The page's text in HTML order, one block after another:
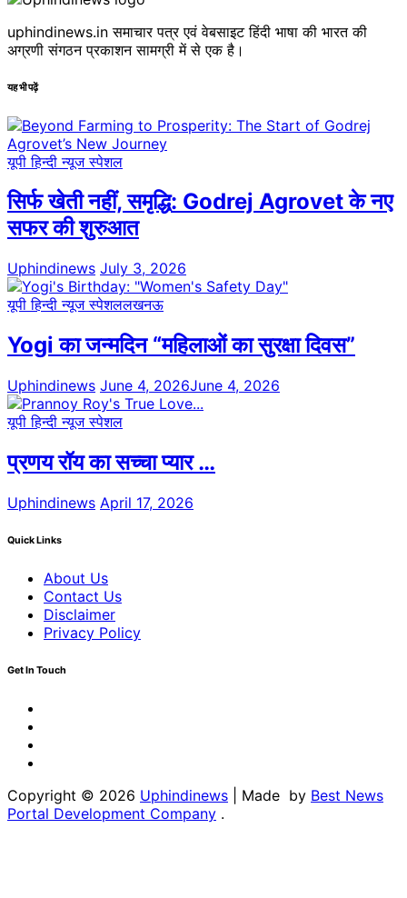
uphindinews.in समाचार पत्र एवं वेबसाइट हिंदी भाषा की भारत की
अग्रणी संगठन प्रकाशन सामग्री में से एक है।
यह भी पढ़ें
यूपी हिन्दी न्यूज स्पेशल
सिर्फ खेती नहीं, समृद्धि: Godrej Agrovet के नए
सफर की शुरुआत
Uphindinews July 3, 2026
यूपी हिन्दी न्यूज स्पेशललखनऊ
Yogi का जन्मदिन “महिलाओं का सुरक्षा दिवस”
Uphindinews June 4, 2026June 4, 2026
यूपी हिन्दी न्यूज स्पेशल
प्रणय रॉय का सच्चा प्यार …
Uphindinews April 17, 2026
Quick Links
About Us
Contact Us
Disclaimer
Privacy Policy
Get In Touch
Copyright © 2026 Uphindinews | Made by Best News
Portal Development Company .